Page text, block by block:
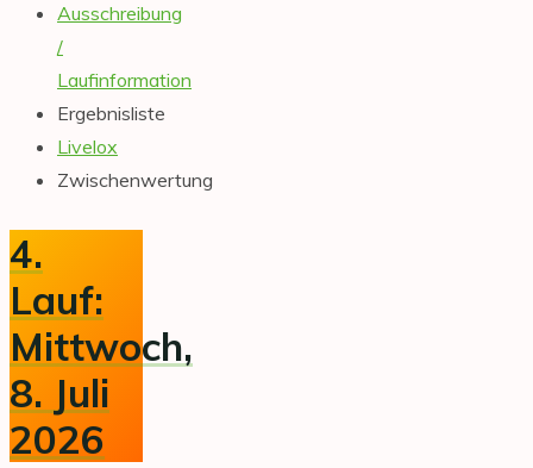
Ausschreibung
/
Laufinformation
Ergebnisliste
Livelox
Zwischenwertung
4.
Lauf:
Mittwoch,
8. Juli
2026